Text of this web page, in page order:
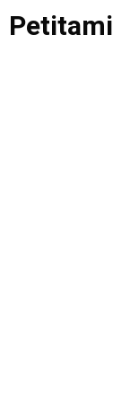
Saltar
alPetitami